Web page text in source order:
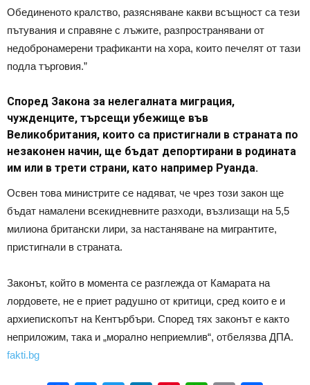
Обединеното кралство, разясняване какви всъщност са тези
пътувания и справяне с лъжите, разпространявани от
недобронамерени трафиканти на хора, които печелят от тази
подла търговия.”
Според Закона за нелегалната миграция,
чужденците, търсещи убежище във
Великобритания, които са пристигнали в страната по
незаконен начин, ще бъдат депортирани в родината
им или в трети страни, като например Руанда.
Освен това министрите се надяват, че чрез този закон ще
бъдат намалени всекидневните разходи, възлизащи на 5,5
милиона британски лири, за настаняване на мигрантите,
пристигнали в страната.
Законът, който в момента се разглежда от Камарата на
лордовете, не е приет радушно от критици, сред които е и
архиепископът на Кентърбъри. Според тях законът е както
неприложим, така и „морално неприемлив“, отбелязва ДПА.
fakti.bg